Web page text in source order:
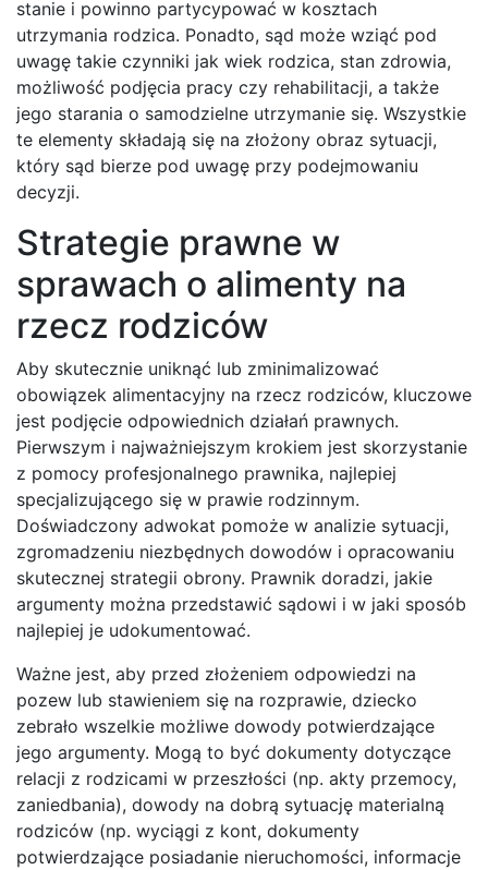
stanie i powinno partycypować w kosztach
utrzymania rodzica. Ponadto, sąd może wziąć pod
uwagę takie czynniki jak wiek rodzica, stan zdrowia,
możliwość podjęcia pracy czy rehabilitacji, a także
jego starania o samodzielne utrzymanie się. Wszystkie
te elementy składają się na złożony obraz sytuacji,
który sąd bierze pod uwagę przy podejmowaniu
decyzji.
Strategie prawne w
sprawach o alimenty na
rzecz rodziców
Aby skutecznie uniknąć lub zminimalizować
obowiązek alimentacyjny na rzecz rodziców, kluczowe
jest podjęcie odpowiednich działań prawnych.
Pierwszym i najważniejszym krokiem jest skorzystanie
z pomocy profesjonalnego prawnika, najlepiej
specjalizującego się w prawie rodzinnym.
Doświadczony adwokat pomoże w analizie sytuacji,
zgromadzeniu niezbędnych dowodów i opracowaniu
skutecznej strategii obrony. Prawnik doradzi, jakie
argumenty można przedstawić sądowi i w jaki sposób
najlepiej je udokumentować.
Ważne jest, aby przed złożeniem odpowiedzi na
pozew lub stawieniem się na rozprawie, dziecko
zebrało wszelkie możliwe dowody potwierdzające
jego argumenty. Mogą to być dokumenty dotyczące
relacji z rodzicami w przeszłości (np. akty przemocy,
zaniedbania), dowody na dobrą sytuację materialną
rodziców (np. wyciągi z kont, dokumenty
potwierdzające posiadanie nieruchomości, informacje